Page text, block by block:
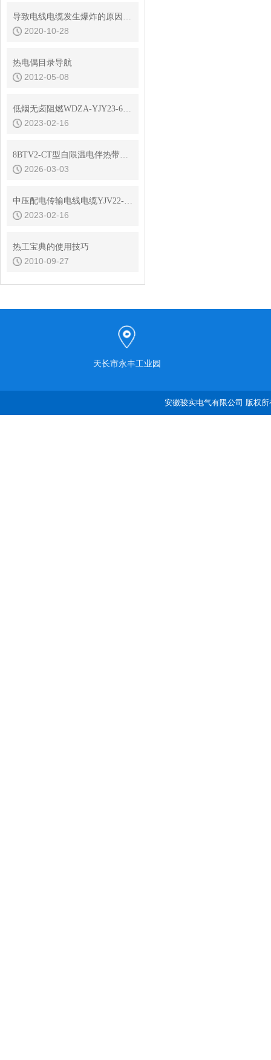
导致电线电缆发生爆炸的原因有哪些？
2020-10-28
热电偶目录导航
2012-05-08
低烟无卤阻燃WDZA-YJY23-6/10kV高压电缆结构参数
2023-02-16
8BTV2-CT型自限温电伴热带：结构优势铸就高效伴热
2026-03-03
中压配电传输电线电缆YJV22-6/10KV高压电缆
2023-02-16
热工宝典的使用技巧
2010-09-27
天长市永丰工业园
安徽骏实电气有限公司 版权